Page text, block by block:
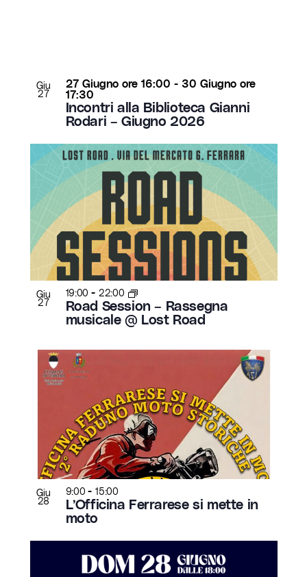
i
i
n
e
Giu
27
Incontri alla Biblioteca Gianni
Rodari – Giugno 2026
27 Giugno ore 16:00 - 30 Giugno ore
17:30
Giu
27
Road Session – Rassegna
musicale @ Lost Road
19:00 - 22:00
Giu
28
L’Officina Ferrarese si mette in
moto
9:00-15:00